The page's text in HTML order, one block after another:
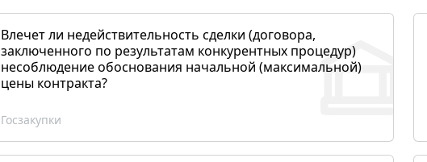
Влечет ли недействительность сделки (договора,
заключенного по результатам конкурентных процедур)
несоблюдение обоснования начальной (максимальной)
цены контракта?
Госзакупки